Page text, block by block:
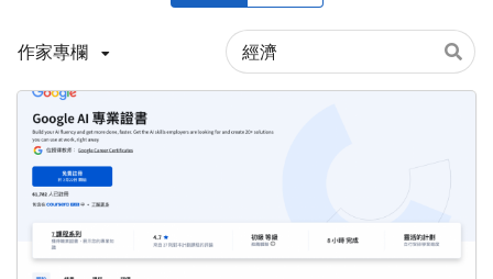
作家專欄